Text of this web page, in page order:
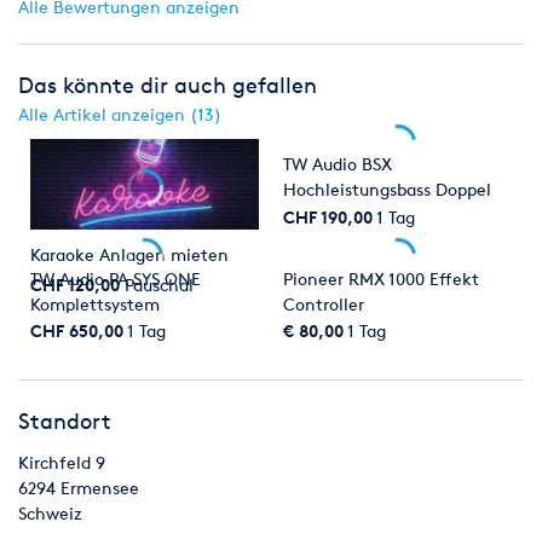
Hochwertige Fadertechnologie mit Pioneer's "P-Lock Fader
Audio Interface mit 24Bit/96kHz
Maße (BxHxT): 331 x 108 x 409 mm
Alle Bewertungen anzeigen
Das könnte dir auch gefallen
Alle Artikel anzeigen (13)
Karaoke Anlagen mieten
CHF 120,00Pauschal
TW Audio BSX
Hochleistungsbass Doppel
21er
CHF 190,001 Tag
TW Audio PA SYS ONE
Komplettsystem
CHF 650,001 Tag
Pioneer RMX 1000 Effekt
Controller
€ 80,001 Tag
Standort
Kirchfeld 9
6294 Ermensee
Schweiz